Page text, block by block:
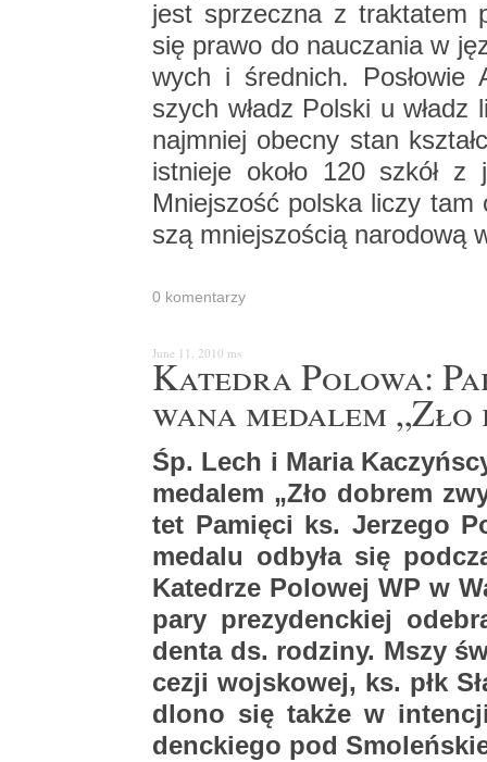
jest sprzecz­na z trak­ta­tem
się prawo do na­ucza­nia w
wych i śred­nich.
szych władz Pol­ski u
naj­mniej obec­ny stan
ist­nie­je około 120 szkół z
Mniej­szość pol­ska liczy
szą mniej­szo­ścią na­ro­do­wą
0 ko­men­ta­rzy
June 11, 2010 ms
Ka­te­dra Po­lo­wa:
wa­na me­da­lem
Śp. Lech i Maria
me­da­lem „Zło do­brem
tet Pa­mię­ci ks. Je­rze­go
me­da­lu od­by­ła się
Ka­te­drze Po­lo­wej WP w
pary pre­zy­denc­kiej
den­ta ds. ro­dzi­ny. Mszy
ce­zji woj­sko­wej, ks. płk
dlo­no się także w
denc­kie­go pod